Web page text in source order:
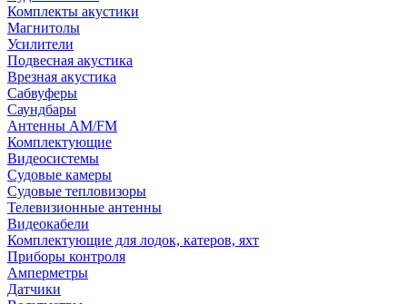
Комплекты акустики
Магнитолы
Усилители
Подвесная акустика
Врезная акустика
Сабвуферы
Саундбары
Антенны AM/FM
Комплектующие
Видеосистемы
Судовые камеры
Cудовые тепловизоры
Телевизионные антенны
Видеокабели
Комплектующие для лодок, катеров, яхт
Приборы контроля
Амперметры
Датчики